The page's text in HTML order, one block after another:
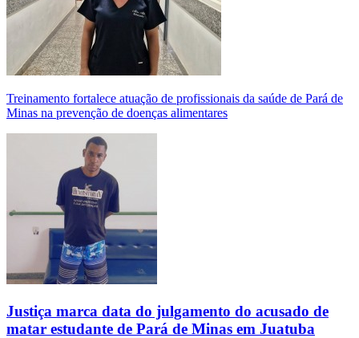
Treinamento fortalece atuação de profissionais da saúde de Pará de
Minas na prevenção de doenças alimentares
Justiça marca data do julgamento do acusado de
matar estudante de Pará de Minas em Juatuba